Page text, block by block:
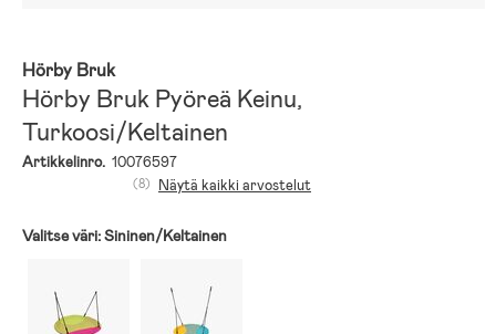
Hörby Bruk
Hörby Bruk Pyöreä Keinu,
Turkoosi/Keltainen
Artikkelinro. 10076597
(8) Näytä kaikki arvostelut
Valitse väri:Sininen/Keltainen